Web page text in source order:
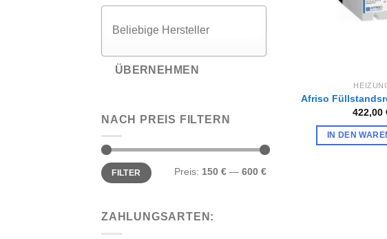
ÜBERNEHMEN
NACH PREIS FILTERN
Min.
Preis
Max.
PreisFILTER Preis: 150 € — 600 €
ZAHLUNGSARTEN:
Afriso
422,00
IN DEN